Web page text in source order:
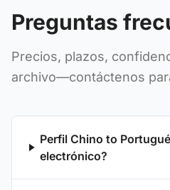
Preguntas
Precios, plazos,
archivo—contáctenos
Perfil Chino to
electrónico?